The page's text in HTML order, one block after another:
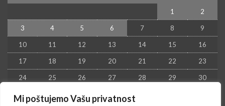
Mi poštujemo Vašu privatnost
1
2
3 4 5 6 7 8 9
10 11 12 13 14 15 16
17 18 19 20 21 22 23
24 25 26 27 28 29 30
31